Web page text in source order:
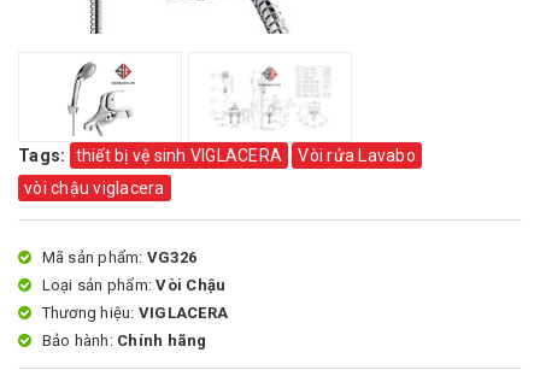
Tags: thiết bị vệ sinh VIGLACERA
Vòi rửa Lavabo
vòi chậu viglacera
Mã sản phẩm: VG326
Loại sản phẩm:Vòi Chậu
Thương hiệu: VIGLACERA
Bảo hành: Chính hãng